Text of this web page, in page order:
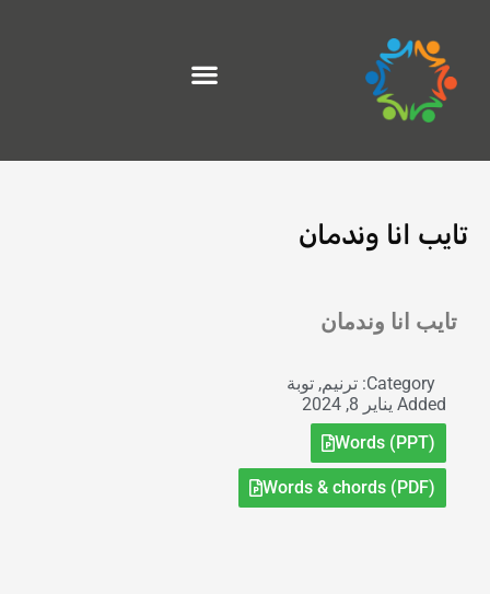
المحتوى
تايب انا وندمان
تايب انا وندمان
Category: ترنيم, توبة
Added يناير 8, 2024
Words (PPT)
Words & chords (PDF)